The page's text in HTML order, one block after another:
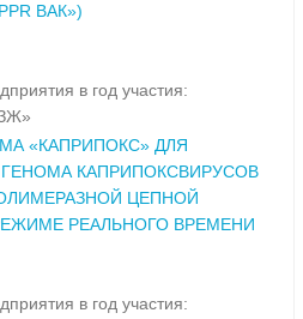
ВАК»)
в год участия:
«КАПРИПОКС» ДЛЯ
КАПРИПОКСВИРУСОВ
ЦЕПНОЙ
РЕАЛЬНОГО ВРЕМЕНИ
в год участия: